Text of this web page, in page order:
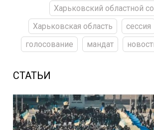
Харьковский областной
Харьковская область
сессия
голосование
мандат
СТАТЬИ